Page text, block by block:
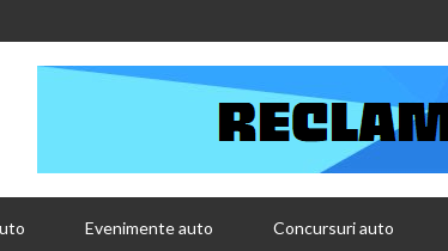
Evenimente auto Concursuri auto